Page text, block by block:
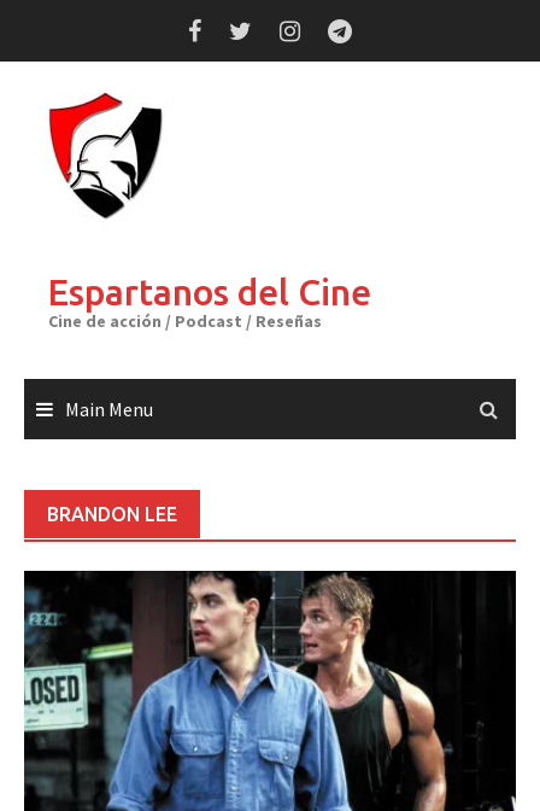
Espartanos del Cine
Cine de acción / Podcast / Reseñas
Main Menu
BRANDON LEE